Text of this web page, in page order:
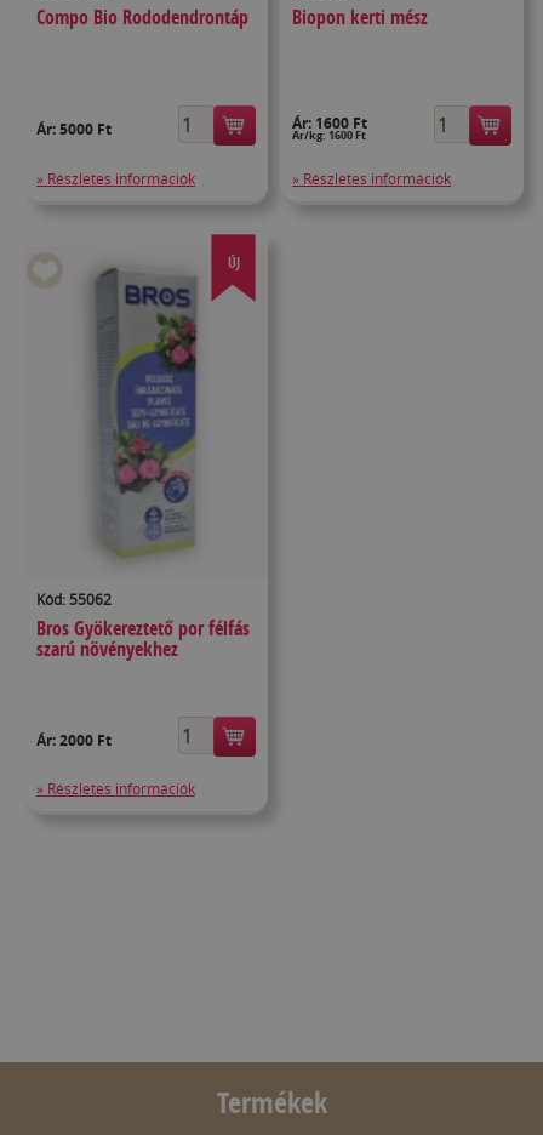
Compo Bio Rododendrontáp
Ár:5000 Ft
» Részletes információk
Biopon kerti mész
Ár: 1600 Ft
Ár/kg: 1600 Ft
» Részletes információk
ÚJ
Kód: 55062
Bros Gyökereztető por félfás
szarú növényekhez
Ár:2000 Ft
» Részletes információk
Termékek